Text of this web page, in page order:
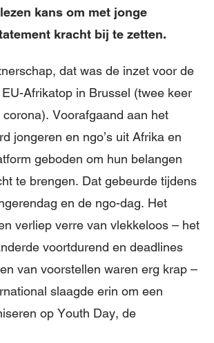
kans om met jonge
kracht bij te zetten.
dat was de inzet voor de
Afrikatop in Brussel (twee keer
Voorafgaand aan het
jongeren en ngo’s uit Afrika en
geboden om hun belangen
te brengen. Dat gebeurde tijdens
en de ngo-dag. Het
verliep verre van vlekkeloos – het
voortdurend en deadlines
van voorstellen waren erg krap –
slaagde erin om een
op Youth Day, de